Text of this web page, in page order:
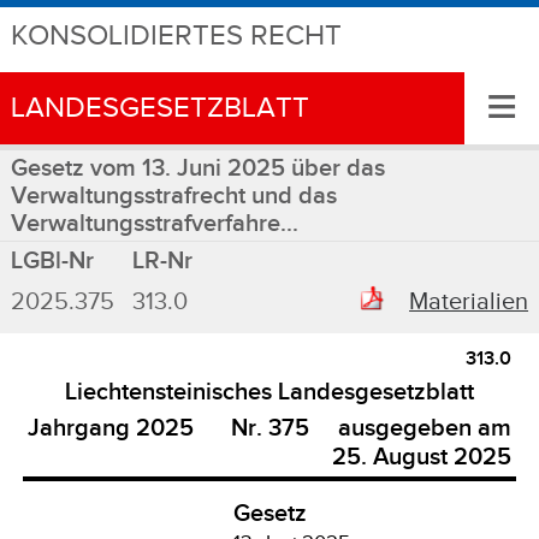
KONSOLIDIERTES RECHT
LANDESGESETZBLATT ≡
Gesetz vom 13. Juni 2025 über das
Verwaltungsstrafrecht und das
Verwaltungsstrafverfahre...
LGBl-Nr
LR-Nr
2025.375
313.0 Materialien